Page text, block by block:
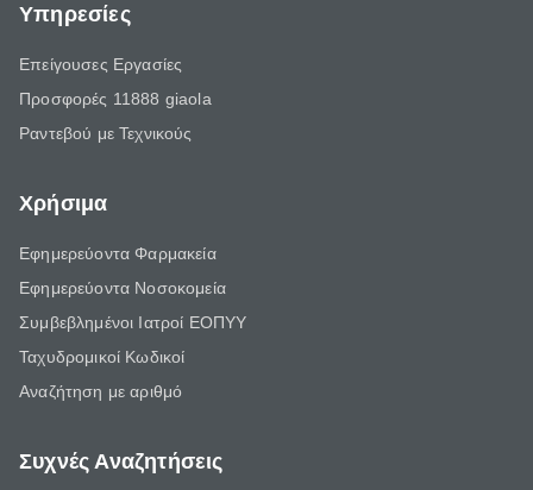
Υπηρεσίες
Επείγουσες Εργασίες
Προσφορές 11888 giaola
Ραντεβού με Τεχνικούς
Χρήσιμα
Εφημερεύοντα Φαρμακεία
Εφημερεύοντα Νοσοκομεία
Συμβεβλημένοι Ιατροί ΕΟΠΥΥ
Ταχυδρομικοί Κωδικοί
Αναζήτηση με αριθμό
Συχνές Αναζητήσεις